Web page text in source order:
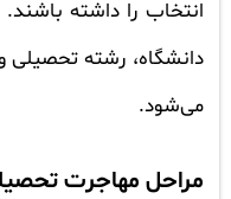
انتخاب را داشته
دانشگاه، رشته تحصیلی
می‌شود.
مراحل مهاجرت